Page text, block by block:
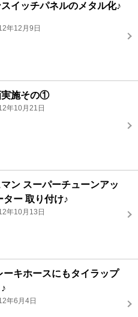
イッチパネルのメタル化♪
年12月9日
実施その①
年10月21日
ン スーパーチューンアッ
ター 取り付け♪
年10月13日
ーキホースにもタイラップ
年6月4日